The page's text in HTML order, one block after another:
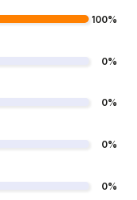
100%
0%
0%
0%
0%